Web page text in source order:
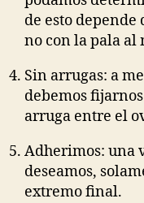
de esto depende
no con la pala
Sin arrugas: a
debemos
arruga entre el
Adherimos: una
deseamos,
extremo final.